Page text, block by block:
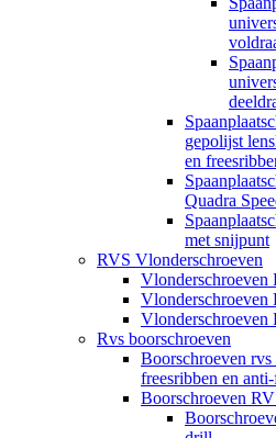
gepolijst
en
Quadra
met snijpunt
RVS Vlonderschroeven
Vlonderschroeven
Vlonderschroeven
Vlonderschroeven
Rvs boorschroeven
Boorschroeven rvs
freesribben en
Boorschroeven